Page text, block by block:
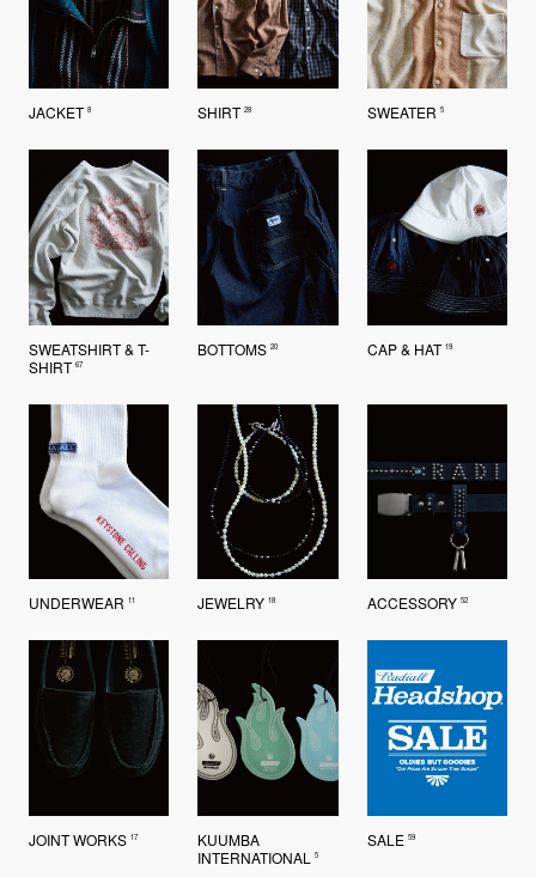
JACKET 8 SHIRT 28 SWEATER 5
SWEATSHIRT & T-
SHIRT 67
BOTTOMS 20 CAP & HAT 19
UNDERWEAR 11 JEWELRY 18 ACCESSORY 52
JOINT WORKS 17
KUUMBA
INTERNATIONAL
5
SALE 59